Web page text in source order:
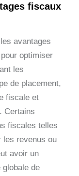
fiscaux
avantages
optimiser
les
de placement,
fiscale et
Certains
fiscales telles
les revenus ou
avoir un
de